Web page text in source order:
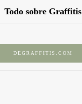
Todo sobre Graffitis
DEGRAFFITIS.COM